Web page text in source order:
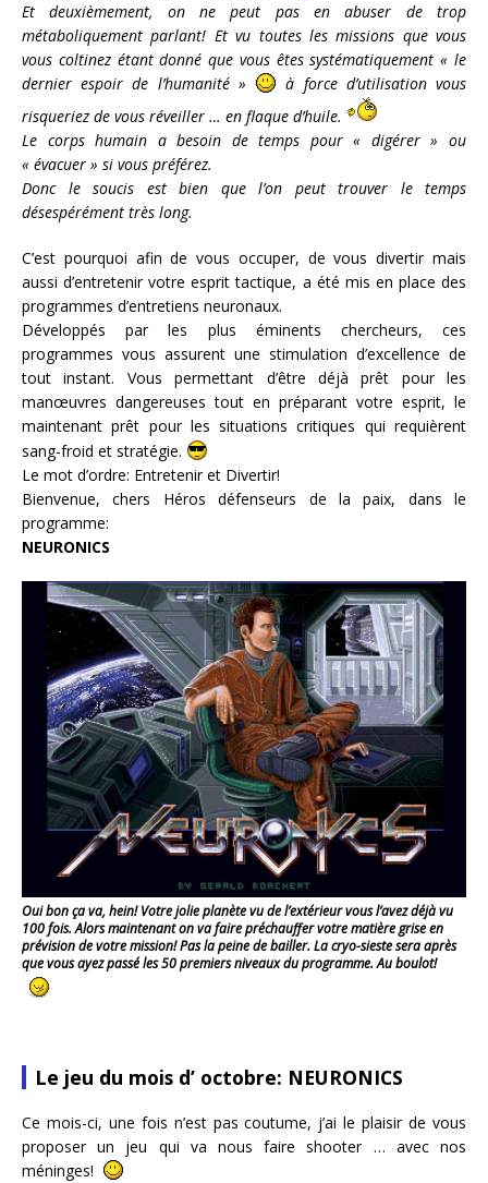
Et deuxièmement, on ne peut pas en abuser de trop
métaboliquement parlant! Et vu toutes les missions que vous
vous coltinez étant donné que vous êtes systématiquement « le
dernier espoir de l’humanité »
à force d’utilisation vous
risqueriez de vous réveiller … en flaque d’huile.
Le corps humain a besoin de temps pour « digérer » ou
« évacuer » si vous préférez.
Donc le soucis est bien que l’on peut trouver le temps
désespérément très long.
C’est pourquoi afin de vous occuper, de vous divertir mais
aussi d’entretenir votre esprit tactique, a été mis en place des
programmes d’entretiens neuronaux.
Développés par les plus éminents chercheurs, ces
programmes vous assurent une stimulation d’excellence de
tout instant. Vous permettant d’être déjà prêt pour les
manœuvres dangereuses tout en préparant votre esprit, le
maintenant prêt pour les situations critiques qui requièrent
sang-froid et stratégie.
Le mot d’ordre: Entretenir et Divertir!
Bienvenue, chers Héros défenseurs de la paix, dans le
programme:
NEURONICS
Oui bon ça va, hein! Votre jolie planète vu de l’extérieur vous l’avez déjà vu
100 fois. Alors maintenant on va faire préchauffer votre matière grise en
prévision de votre mission! Pas la peine de bailler. La cryo-sieste sera après
que vous ayez passé les 50 premiers niveaux du programme. Au boulot!
Le jeu du mois d’ octobre: NEURONICS
Ce mois-ci, une fois n’est pas coutume, j’ai le plaisir de vous
proposer un jeu qui va nous faire shooter … avec nos
méninges!